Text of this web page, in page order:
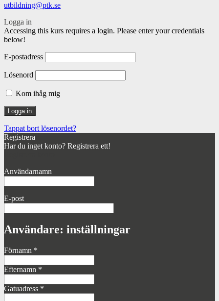
utbildning@ptk.se
Logga in
Accessing this kurs requires a login. Please enter your credentials
below!
E-postadress
Lösenord
Kom ihåg mig
Tappat bort lösenordet?
Registrera
Har du inget konto? Registrera ett!
Användarnamn
E-post
Användare: inställningar
Förnamn *
Efternamn *
Gatuadress *